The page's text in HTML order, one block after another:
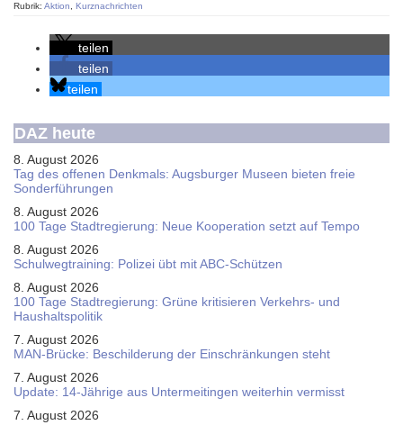
Rubrik: Aktion Kurznachrichten
teilen
teilen
teilen
DAZ heute
8. August 2026
Tag des offenen Denkmals: Augsburger Museen bieten freie
Sonderführungen
8. August 2026
100 Tage Stadtregierung: Neue Kooperation setzt auf Tempo
8. August 2026
Schul­weg­trai­ning: Poli­zei übt mit ABC-Schüt­zen
8. August 2026
100 Tage Stadtregierung: Grüne kritisieren Verkehrs- und
Haushaltspolitik
7. August 2026
MAN-Brücke: Beschilderung der Einschränkungen steht
7. August 2026
Update: 14-Jährige aus Untermeitingen weiterhin vermisst
7. August 2026